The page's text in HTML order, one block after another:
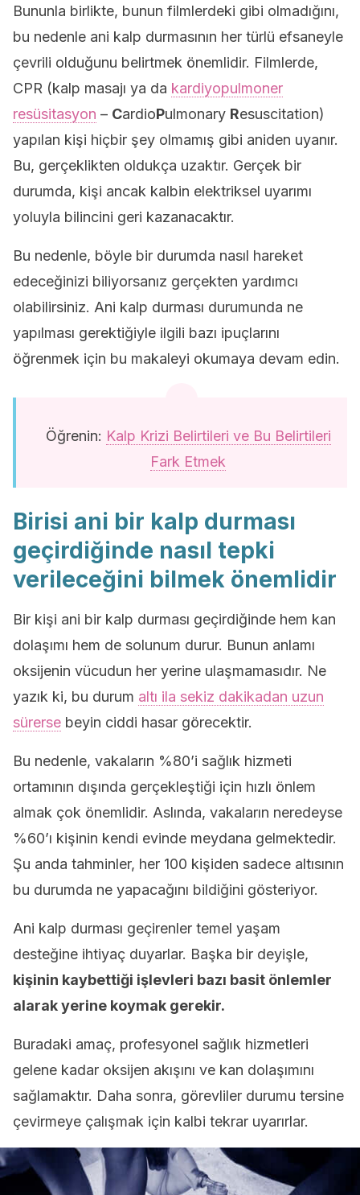
Bununla birlikte, bunun filmlerdeki gibi olmadığını,
bu nedenle ani kalp durmasının her türlü efsaneyle
çevrili olduğunu belirtmek önemlidir. Filmlerde,
CPR (kalp masajı ya da kardiyopulmoner
resüsitasyon – CardioPulmonary Resuscitation)
yapılan kişi hiçbir şey olmamış gibi aniden uyanır.
Bu, gerçeklikten oldukça uzaktır. Gerçek bir
durumda, kişi ancak kalbin elektriksel uyarımı
yoluyla bilincini geri kazanacaktır.
Bu nedenle, böyle bir durumda nasıl hareket
edeceğinizi biliyorsanız gerçekten yardımcı
olabilirsiniz. Ani kalp durması durumunda ne
yapılması gerektiğiyle ilgili bazı ipuçlarını
öğrenmek için bu makaleyi okumaya devam edin.
Öğrenin: Kalp Krizi Belirtileri ve Bu Belirtileri
Fark Etmek
Birisi ani bir kalp durması
geçirdiğinde nasıl tepki
verileceğini bilmek önemlidir
Bir kişi ani bir kalp durması geçirdiğinde hem kan
dolaşımı hem de solunum durur. Bunun anlamı
oksijenin vücudun her yerine ulaşmamasıdır. Ne
yazık ki, bu durum altı ila sekiz dakikadan uzun
sürerse beyin ciddi hasar görecektir.
Bu nedenle, vakaların %80’i sağlık hizmeti
ortamının dışında gerçekleştiği için hızlı önlem
almak çok önemlidir. Aslında, vakaların neredeyse
%60’ı kişinin kendi evinde meydana gelmektedir.
Şu anda tahminler, her 100 kişiden sadece altısının
bu durumda ne yapacağını bildiğini gösteriyor.
Ani kalp durması geçirenler temel yaşam
desteğine ihtiyaç duyarlar. Başka bir deyişle,
kişinin kaybettiği işlevleri bazı basit önlemler
alarak yerine koymak gerekir.
Buradaki amaç, profesyonel sağlık hizmetleri
gelene kadar oksijen akışını ve kan dolaşımını
sağlamaktır. Daha sonra, görevliler durumu tersine
çevirmeye çalışmak için kalbi tekrar uyarırlar.